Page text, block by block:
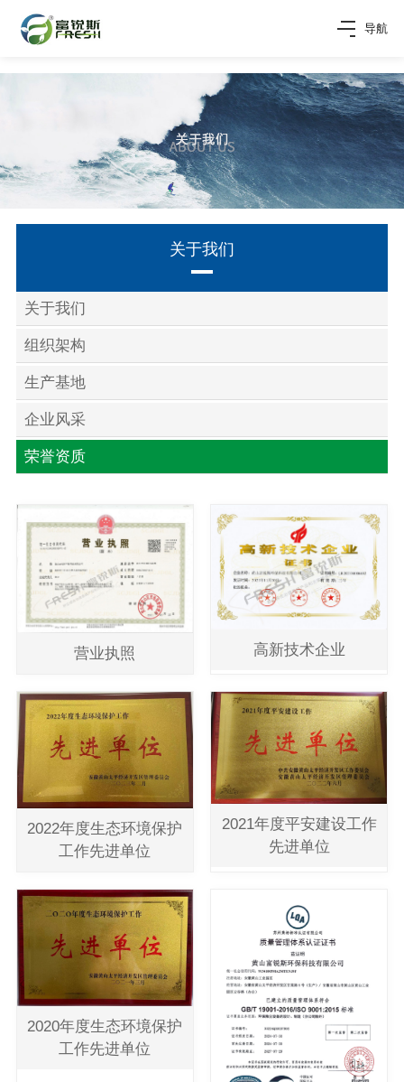
导航
关于我们
关于我们
组织架构
生产基地
企业风采
荣誉资质
营业执照 高新技术企业
2022年度生态环境保护
工作先进单位
2021年度平安建设工作
先进单位
2020年度生态环境保护
工作先进单位